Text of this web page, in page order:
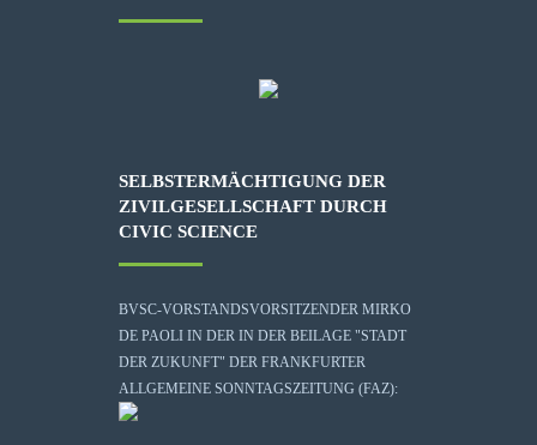
SELBSTERMÄCHTIGUNG DER
ZIVILGESELLSCHAFT DURCH
CIVIC SCIENCE
BVSC-VORSTANDSVORSITZENDER MIRKO
DE PAOLI IN DER IN DER BEILAGE "STADT
DER ZUKUNFT" DER FRANKFURTER
ALLGEMEINE SONNTAGSZEITUNG (FAZ):